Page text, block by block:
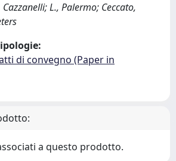
L., Palermo; Ceccato,
di convegno (Paper in
a questo prodotto.